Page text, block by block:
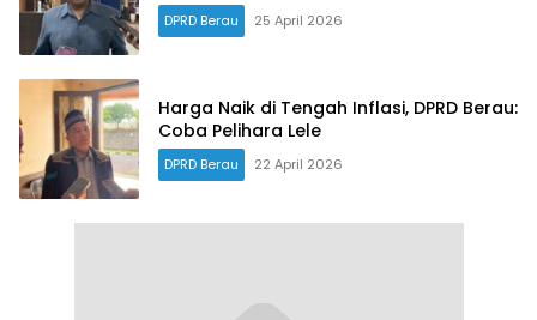
DPRD Berau 25 April 2026
Harga Naik di Tengah Inflasi, DPRD Berau:
Coba Pelihara Lele
DPRD Berau 22 April 2026